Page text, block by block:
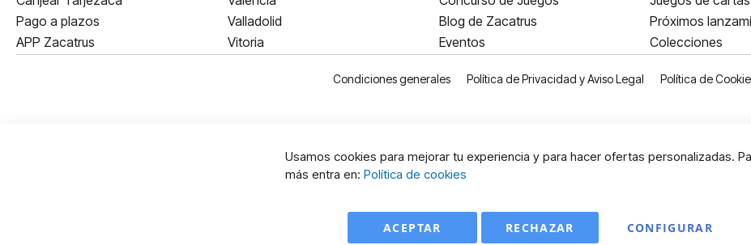
Pago a plazos
APP Zacatrus
Valladolid
Vitoria
Blog de Zacatrus
Eventos
Próximos
Colecciones
Condiciones generales Política de Privacidad y Aviso Legal Política de
Usamos cookies para mejorar tu experiencia y para hacer ofertas personalizadas.
más entra en: Política de cookies
ACEPTAR CONFIGURAR
RECHAZAR